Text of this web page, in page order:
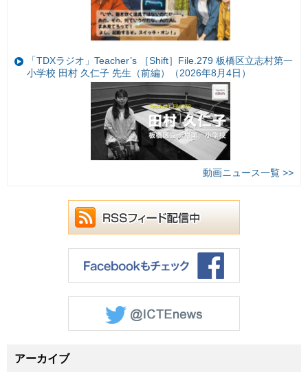
「TDXラジオ」Teacher’s ［Shift］File.279 板橋区立志村第一
小学校 田村 久仁子 先生（前編）（2026年8月4日）
動画ニュース一覧 >>
アーカイブ